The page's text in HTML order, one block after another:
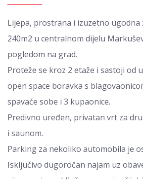
Lijepa, prostrana i izuzetno ugodna
240m2 u centralnom dijelu
pogledom na grad.
Proteže se kroz 2 etaže i sastoji od
open space boravka s
spavaće sobe i 3 kupaonice.
Predivno uređen, privatan vrt za
i saunom.
Parking za nekoliko automobila je
Isključivo dugoročan najam uz